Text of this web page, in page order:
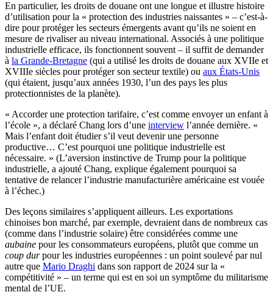
En particulier, les droits de douane ont une longue et illustre histoire
d’utilisation pour la « protection des industries naissantes » – c’est-à-
dire pour protéger les secteurs émergents avant qu’ils ne soient en
mesure de rivaliser au niveau international. Associés à une politique
industrielle efficace, ils fonctionnent souvent – il suffit de demander
à la Grande-Bretagne (qui a utilisé les droits de douane aux XVIIe et
XVIIIe siècles pour protéger son secteur textile) ou aux États-Unis
(qui étaient, jusqu’aux années 1930, l’un des pays les plus
protectionnistes de la planète).
« Accorder une protection tarifaire, c’est comme envoyer un enfant à
l’école », a déclaré Chang lors d’une interview l’année dernière. «
Mais l’enfant doit étudier s’il veut devenir une personne
productive… C’est pourquoi une politique industrielle est
nécessaire. » (L’aversion instinctive de Trump pour la politique
industrielle, a ajouté Chang, explique également pourquoi sa
tentative de relancer l’industrie manufacturière américaine est vouée
à l’échec.)
Des leçons similaires s’appliquent ailleurs. Les exportations
chinoises bon marché, par exemple, devraient dans de nombreux cas
(comme dans l’industrie solaire) être considérées comme une
aubaine pour les consommateurs européens, plutôt que comme un
coup durpour les industries européennes : un point soulevé par nul
autre que Mario Draghi dans son rapport de 2024 sur la «
compétitivité » – un terme qui est en soi un symptôme du militarisme
mental de l’UE.